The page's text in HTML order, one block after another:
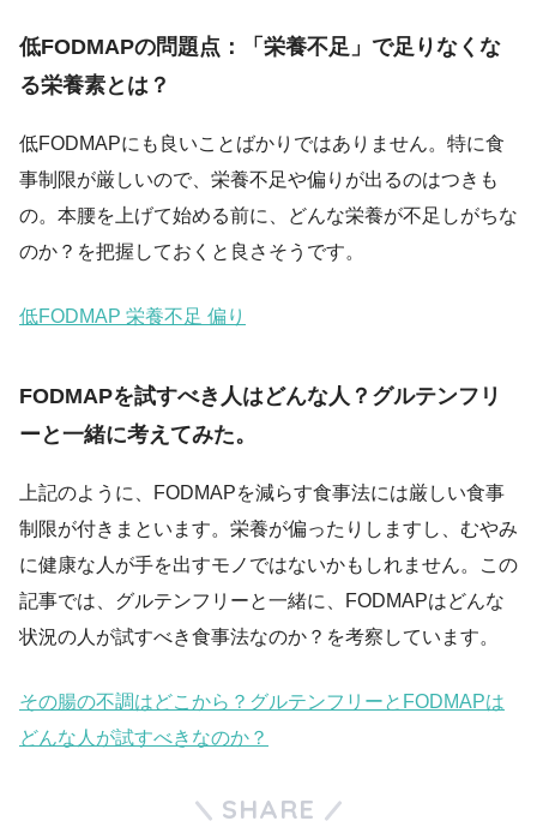
低FODMAPの問題点：「栄養不足」で足りなくな
る栄養素とは？
低FODMAPにも良いことばかりではありません。特に食
事制限が厳しいので、栄養不足や偏りが出るのはつきも
の。本腰を上げて始める前に、どんな栄養が不足しがちな
のか？を把握しておくと良さそうです。
低FODMAP 栄養不足 偏り
FODMAPを試すべき人はどんな人？グルテンフリ
ーと一緒に考えてみた。
上記のように、FODMAPを減らす食事法には厳しい食事
制限が付きまといます。栄養が偏ったりしますし、むやみ
に健康な人が手を出すモノではないかもしれません。この
記事では、グルテンフリーと一緒に、FODMAPはどんな
状況の人が試すべき食事法なのか？を考察しています。
その腸の不調はどこから？グルテンフリーとFODMAPは
どんな人が試すべきなのか？
SHARE